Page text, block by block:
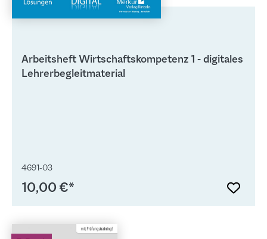
Arbeitsheft Wirtschaftskompetenz 1 - digitales
Lehrerbegleitmaterial
4691-03
10,00 €*